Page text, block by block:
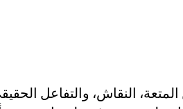
النقاش، والتفاعل